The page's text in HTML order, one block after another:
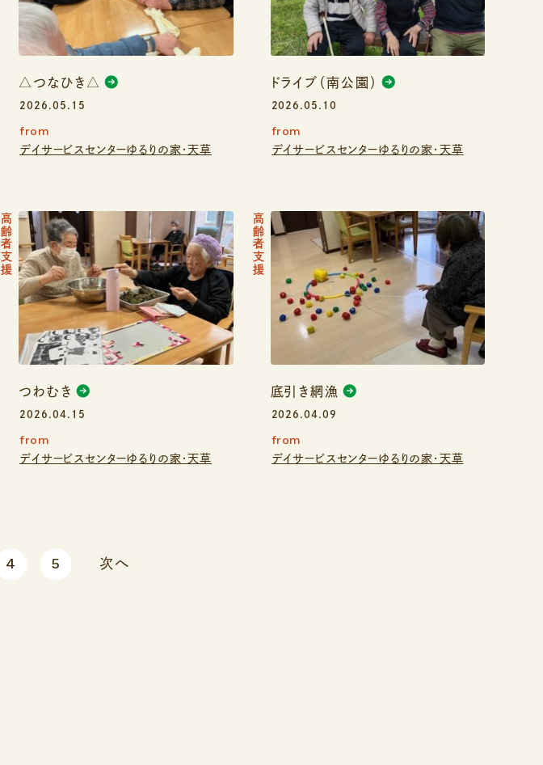
△つなひき△
2026.05.15
from
デイサービスセンターゆるりの家・天草
ドライブ（南公園）
2026.05.10
from
デイサービスセンターゆるりの家・天草
つわむき
2026.04.15
from
デイサービスセンターゆるりの家・天草
高齢者支援
底引き網漁
2026.04.09
from
デイサービスセンターゆるりの家・天草
高齢者支援
4 5 次へ